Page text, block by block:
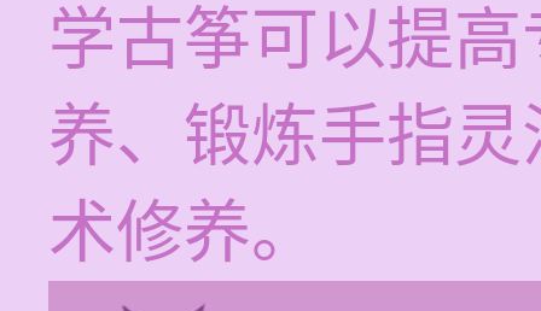
学古筝可以提
养、锻炼手指
术修养。